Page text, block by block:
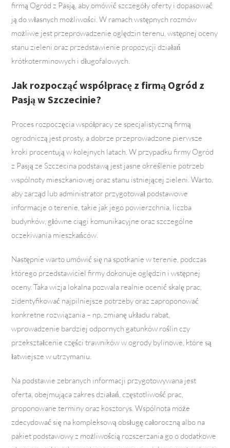
firmą Ogród z Pasją, aby omówić szczegóły oferty i dopasować
ją do własnych możliwości. W ramach wstępnych rozmów
możliwe jest przeprowadzenie oględzin terenu, wstępnej oceny
stanu zieleni oraz przedstawienie propozycji działań
krótkoterminowych i długofalowych.
Jak rozpocząć współpracę z firmą Ogród z
Pasją w Szczecinie?
Proces rozpoczęcia współpracy ze specjalistyczną firmą
ogrodniczą jest prosty, a dobrze przeprowadzone pierwsze
kroki procentują w kolejnych latach. W przypadku firmy Ogród
z Pasją ze Szczecina podstawą jest jasne określenie potrzeb
wspólnoty mieszkaniowej oraz stanu istniejącej zieleni. Warto,
aby zarząd lub administrator przygotował podstawowe
informacje o terenie, takie jak jego powierzchnia, liczba
budynków, główne ciągi komunikacyjne oraz szczególne
oczekiwania mieszkańców.
Następnie warto umówić się na spotkanie w terenie, podczas
którego przedstawiciel firmy dokonuje oględzin i wstępnej
oceny. Taka wizja lokalna pozwala realnie ocenić skalę prac,
zidentyfikować najpilniejsze potrzeby oraz zaproponować
konkretne rozwiązania – np. zmianę układu rabat,
wprowadzenie bardziej odpornych gatunków roślin czy
przekształcenie części trawników w ogrody bylinowe, które są
łatwiejsze w utrzymaniu.
Na podstawie zebranych informacji przygotowywana jest
oferta, obejmująca zakres działań, częstotliwość prac,
proponowane terminy oraz kosztorys. Wspólnota może
zdecydować się na kompleksową obsługę całoroczną albo na
pakiet podstawowy z możliwością rozszerzania go o dodatkowe